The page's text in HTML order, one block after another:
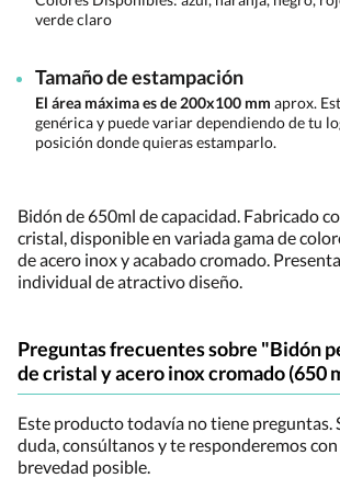
verde claro
Tamaño de estampación
El área máxima es de 200x100 mm aprox.
genérica y puede variar dependiendo de tu
posición donde quieras estamparlo.
Bidón de 650ml de capacidad. Fabricado
cristal, disponible en variada gama de
de acero inox y acabado cromado.
individual de atractivo diseño.
Preguntas frecuentes sobre "Bidón
de cristal y acero inox cromado (650
Este producto todavía no tiene preguntas.
duda, consúltanos y te responderemos
brevedad posible.